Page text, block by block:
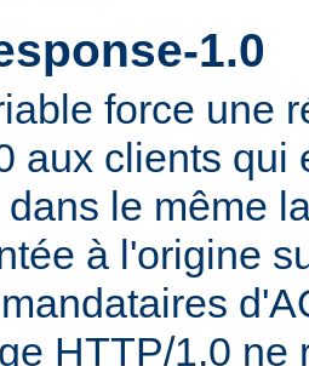
1.0
force une
aux clients qui
le même
à l'origine
HTTP/1.0 ne